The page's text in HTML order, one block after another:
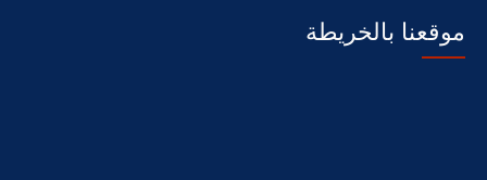
موقعنا بالخريطة